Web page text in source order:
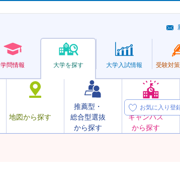
学問情報 大学を探す
地図から探す
推薦型・
総合型選抜
から探す
オープン
キャンパス
から探す
大学入試情報 受験対策
お気に入り登